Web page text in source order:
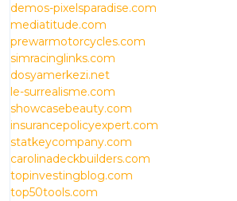
demos-pixelsparadise.com
mediatitude.com
prewarmotorcycles.com
simracinglinks.com
dosyamerkezi.net
le-surrealisme.com
showcasebeauty.com
insurancepolicyexpert.com
statkeycompany.com
carolinadeckbuilders.com
topinvestingblog.com
top50tools.com